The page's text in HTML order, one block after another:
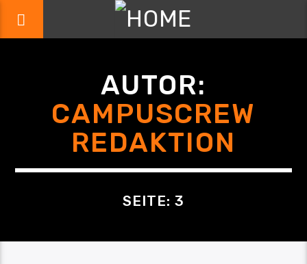
AUTOR:
CAMPUSCREW
REDAKTION
SEITE: 3